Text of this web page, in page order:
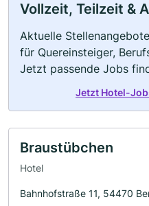
Vollzeit, Teilzeit &
Aktuelle
für Quereinsteiger,
Jetzt passende Jobs
Jetzt Hotel-
Braustübchen
Hotel
Bahnhofstraße 11, 54470